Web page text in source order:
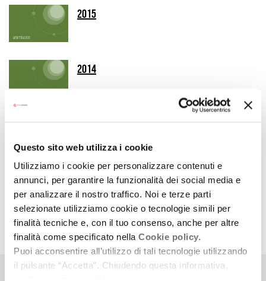
Questo sito web utilizza i cookie
Utilizziamo i cookie per personalizzare contenuti e
annunci, per garantire la funzionalità dei social media e
per analizzare il nostro traffico. Noi e terze parti
selezionate utilizziamo cookie o tecnologie simili per
finalità tecniche e, con il tuo consenso, anche per altre
finalità come specificato nella Cookie policy.
Puoi acconsentire all’utilizzo di tali tecnologie utilizzando
il pulsante “Accetta”. Chiudendo questa informativa,
2015
2014
2012
Altri andamenti economici delle imprese